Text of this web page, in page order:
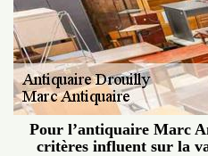
Pour l’antiquaire Marc
critères influent sur la